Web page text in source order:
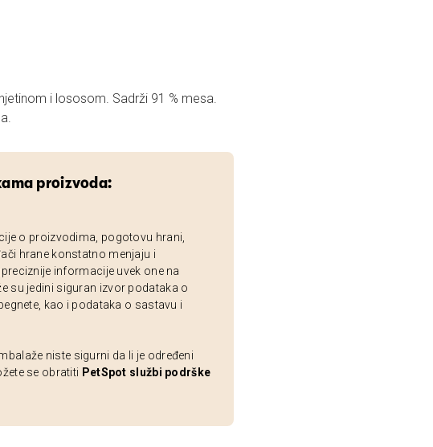
i lososom. Sadrži 91 % mesa.
proizvoda:
o proizvodima, pogotovu hrani,
hrane konstatno menjaju i
informacije uvek one na
su jedini siguran izvor podataka o
kao i podataka o sastavu i
niste sigurni da li je određeni
se obratiti PetSpot službi podrške